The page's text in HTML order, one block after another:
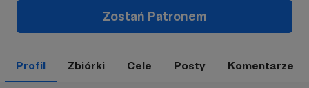
Zostań Patronem
Profil Zbiórki Cele Posty Komentarze